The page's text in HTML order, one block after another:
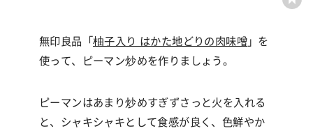
無印良品「 柚子入り はかた地どりの肉味噌 」を
使って、ピーマン炒めを作りましょう。
ピーマンはあまり炒めすぎずさっと火を入れる
と、シャキシャキとして食感が良く、色鮮やか